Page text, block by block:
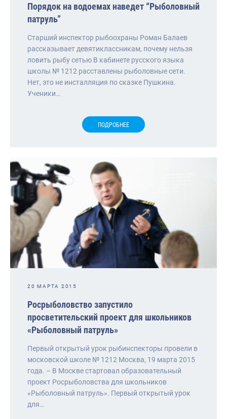
Порядок на водоемах наведет “Рыболовный
патруль”
Старший инспектор рыбоохраны Роман Балаев
рассказывает девятиклассникам, почему нельзя
ловить рыбу сетью В кабинете русского языка
школы № 1212 расставлены рыболовные сети.
Нет, это не инсталляция по сказке Пушкина.
Ученики…
ПОДРОБНЕЕ
20 МАРТА 2015
Росрыболовство запустило
просветительский проект для школьников
«Рыболовный патруль»
Первый открытый урок рыбинспекторы провели в
московской школе № 1212 Москва, 19 марта 2015
года. – В Москве стартовал образовательный
проект Росрыболовства для школьников
«Рыболовный патруль». Первый открытый урок
для…